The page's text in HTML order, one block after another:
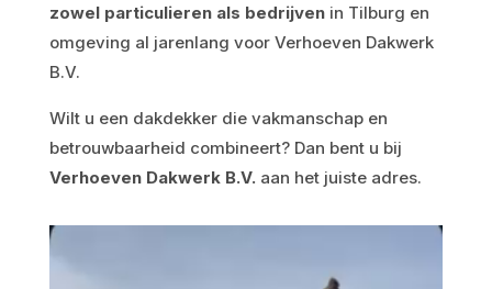
zowel particulieren als bedrijvenin Tilburg en
omgeving al jarenlang voor Verhoeven Dakwerk
B.V.
Wilt u een dakdekker die vakmanschap en
betrouwbaarheid combineert? Dan bent u bij
Verhoeven Dakwerk B.V. aan het juiste adres.